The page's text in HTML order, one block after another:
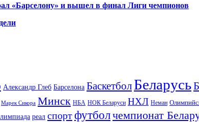
«Барселону» и вышел в финал Лиги чемпионов
Александр Глеб Барселона Баскетбол Беларусь
Марек Сикора Минск НБА НОК Беларуси НХЛ Неман
реал спортфутболчемпионат